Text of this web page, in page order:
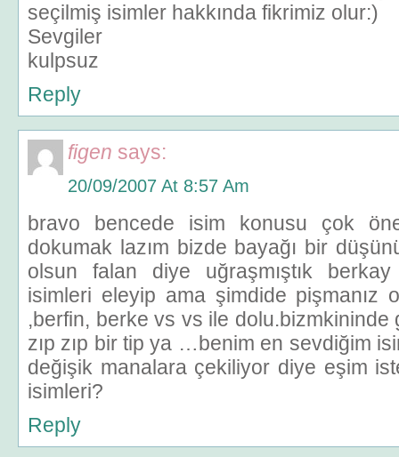
seçilmiş isimler hakkında fikrimiz olur:)
Sevgiler
kulpsuz
Reply
figen says:
20/09/2007 At 8:57 Am
bravo bencede isim konusu çok
dokumak lazım bizde bayağı bir
olsun falan diye uğraşmıştık
isimleri eleyip ama şimdide pişmanız
,berfin, berke vs vs ile dolu.bizmkininde
zıp zıp bir tip ya …benim en sevdiğim
değişik manalara çekiliyor diye eşim
isimleri?
Reply